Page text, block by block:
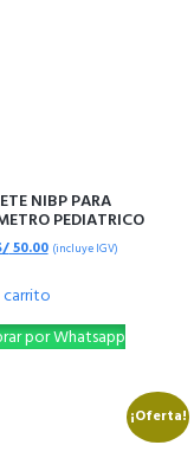
NIBP PARA
PEDIATRICO
50.00 (incluye IGV)
carrito
por Whatsapp
¡Oferta!